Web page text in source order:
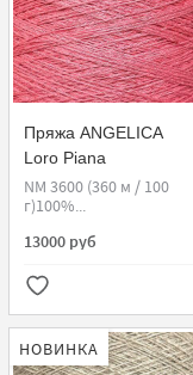
Пряжа ANGELICA
Loro Piana
NM 3600 (360 м / 100
г)100%...
13000 руб
НОВИНКА